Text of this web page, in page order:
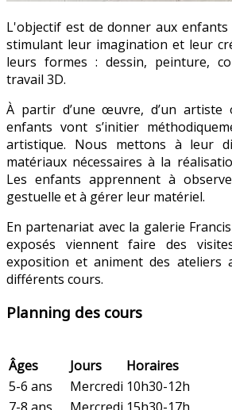
L'objectif est de donner aux
stimulant leur imagination et leur
leurs formes : dessin, peinture,
travail 3D.
À partir d’une œuvre, d’un artiste
enfants vont s’initier
artistique. Nous mettons à leur
matériaux nécessaires à la
Les enfants apprennent à
gestuelle et à gérer leur matériel.
En partenariat avec la galerie
exposés viennent faire des
exposition et animent des ateliers
différents cours.
Planning des cours
Âges Jours
Horaires
5-6 ans
Mercredi 10h30-12h